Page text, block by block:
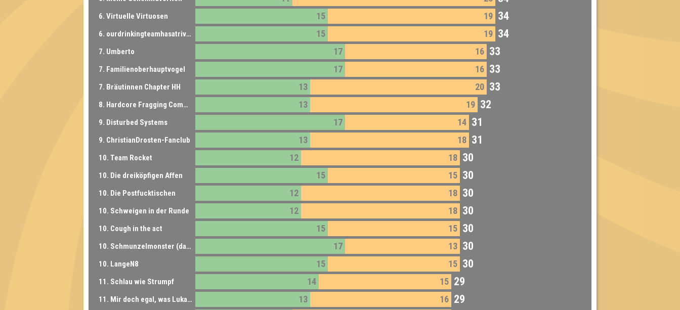
6. Virtuelle Virtuosen 15 19 34
6. ourdrinkingteamhasatriviaproblem 15 19 34
7. Umberto 17 16 33
7. Familienoberhauptvogel 17 16 33
7. Bräutinnen Chapter HH 13 20 33
8. Hardcore Fragging Committee 13 19 32
9. Disturbed Systems 17 14 31
9. ChristianDrosten-Fanclub 13 18 31
10. Team Rocket 12 18 30
10. Die dreiköpfigen Affen 15 15 30
10. Die Postfucktischen 12 18 30
10. Schweigen in der Runde 12 18 30
10. Cough in the act 15 15 30
10. Schmunzelmonster (das richtige Team) 17 13 30
10. LangeN8 15 15 30
11. Schlau wie Strumpf 14 15 29
11. Mir doch egal, was Lukas sagt 13 16 29